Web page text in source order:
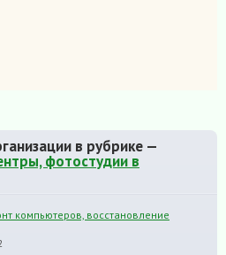
в рубрике —
фотостудии в
компьютеров, восстановление